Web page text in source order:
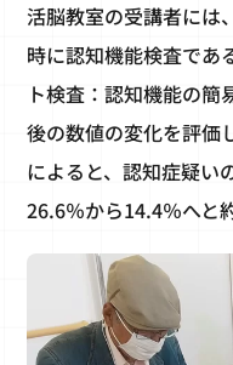
活脳教室の受講者には
時に認知機能検査であ
ト検査：認知機能の
後の数値の変化を評価
によると、認知症疑い
26.6％から14.4％へと